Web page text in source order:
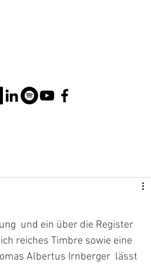
und ein über die Register
reiches Timbre sowie eine
Albertus Irnberger  lässt